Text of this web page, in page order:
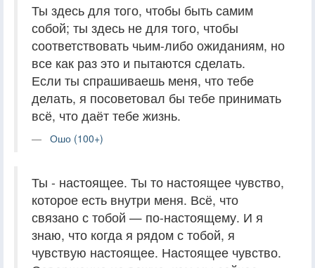
Ты здесь для того, чтобы быть самим
собой; ты здесь не для того, чтобы
соответствовать чьим-либо ожиданиям, но
все как раз это и пытаются сделать.
Если ты спрашиваешь меня, что тебе
делать, я посоветовал бы тебе принимать
всё, что даёт тебе жизнь.
Ошо (100+)
Ты - настоящее. Ты то настоящее чувство,
которое есть внутри меня. Всё, что
связано с тобой — по-настоящему. И я
знаю, что когда я рядом с тобой, я
чувствую настоящее. Настоящее чувство.